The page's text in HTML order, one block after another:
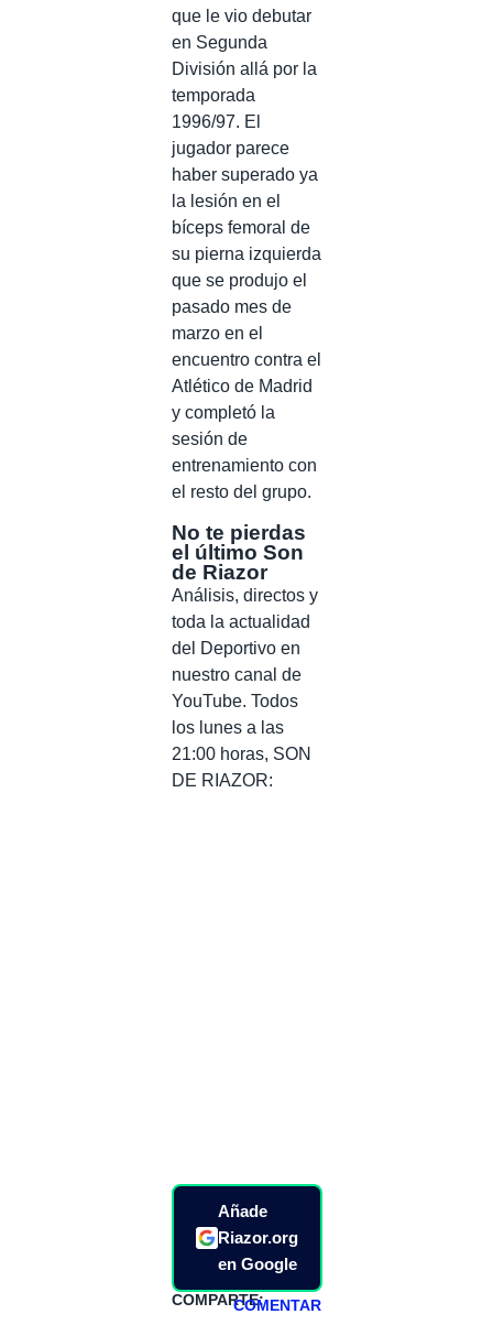
que le vio debutar
en Segunda
División allá por la
temporada
1996/97. El
jugador parece
haber superado ya
la lesión en el
bíceps femoral de
su pierna izquierda
que se produjo el
pasado mes de
marzo en el
encuentro contra el
Atlético de Madrid
y completó la
sesión de
entrenamiento con
el resto del grupo.
No te pierdas
el último Son
de Riazor
Análisis, directos y
toda la actualidad
del Deportivo en
nuestro canal de
YouTube. Todos
los lunes a las
21:00 horas, SON
DE RIAZOR:
Añade
Riazor.org
en Google
COMPARTE:COMENTAR